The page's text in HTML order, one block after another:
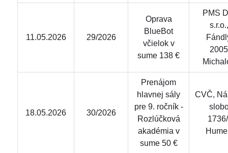
11.05.2026 29/2026
Oprava
BlueBot
včielok v
sume 138 €
PMS
18.05.2026 30/2026
Prenájom
hlavnej sály
pre 9. ročník -
Rozlúčková
akadémia v
sume 50 €
CVČ,